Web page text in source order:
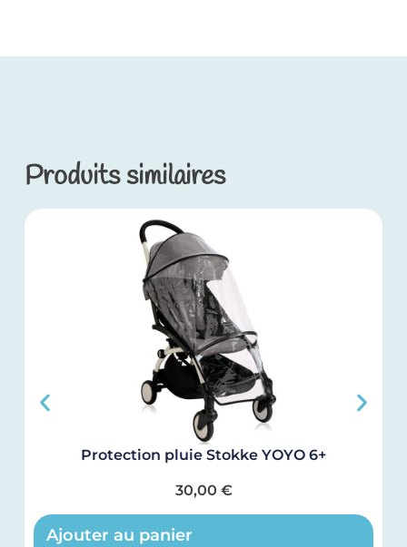
Produits similaires
Protection pluie Stokke YOYO 6+
30,00 €
Ajouter au panier